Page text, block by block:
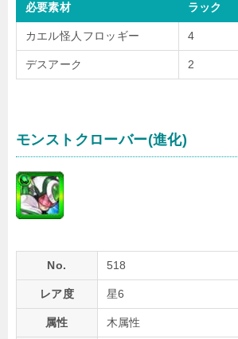
必要素材 ラック
カエル怪人フロッギー 4
デスアーク 2
モンストクローバー(進化)
No. 518
レア度 星6
属性 木属性